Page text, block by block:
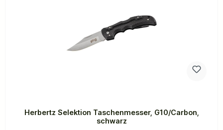
Herbertz Selektion Taschenmesser, G10/Carbon,
schwarz